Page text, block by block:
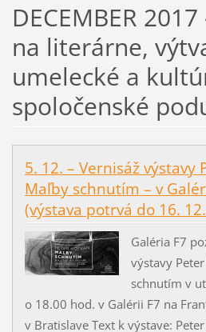
DECEMBER
na literárne,
umelecké a
spoločenské
5. 12. – Vernisáž výstavy
Maľby schnutím – v
(výstava potrvá do 16.
Galéria F7
výstavy
schnutím v
o 18.00 hod. v Galérii F7 na
v Bratislave Text k výstave: